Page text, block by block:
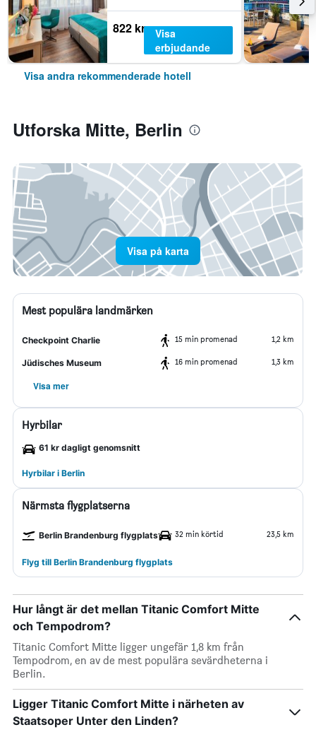
822 kr
Visa
erbjudande
Visa andra rekommenderade hotell
Utforska Mitte, Berlin
Visa på karta
Mest populära landmärken
Checkpoint Charlie 15 min promenad 1,2 km
Jüdisches Museum 16 min promenad 1,3 km
Visa mer
Hyrbilar
61 kr dagligt genomsnitt
Hyrbilar i Berlin
Närmsta flygplatserna
Berlin Brandenburg flygplats 32 min körtid 23,5 km
Flyg till Berlin Brandenburg flygplats
Hur långt är det mellan Titanic Comfort Mitte
och Tempodrom?
Titanic Comfort Mitte ligger ungefär 1,8 km från
Tempodrom, en av de mest populära sevärdheterna i
Berlin.
Ligger Titanic Comfort Mitte i närheten av
Staatsoper Unter den Linden?